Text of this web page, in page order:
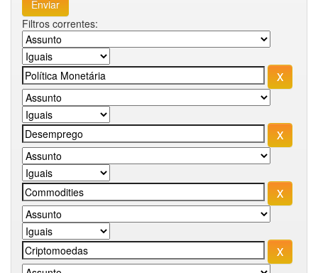
Filtros correntes: